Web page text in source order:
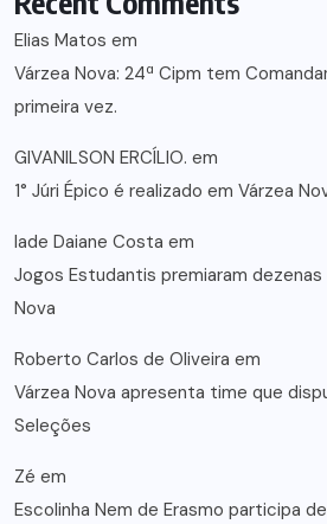
Elias Matos em
Várzea Nova: 24ª Cipm tem
primeira vez.
GIVANILSON ERCÍLIO. em
1° Júri Épico é realizado em Várzea
lade Daiane Costa em
Jogos Estudantis premiaram dezenas
Nova
Roberto Carlos de Oliveira em
Várzea Nova apresenta time que
Seleções
Zé em
Escolinha Nem de Erasmo participa